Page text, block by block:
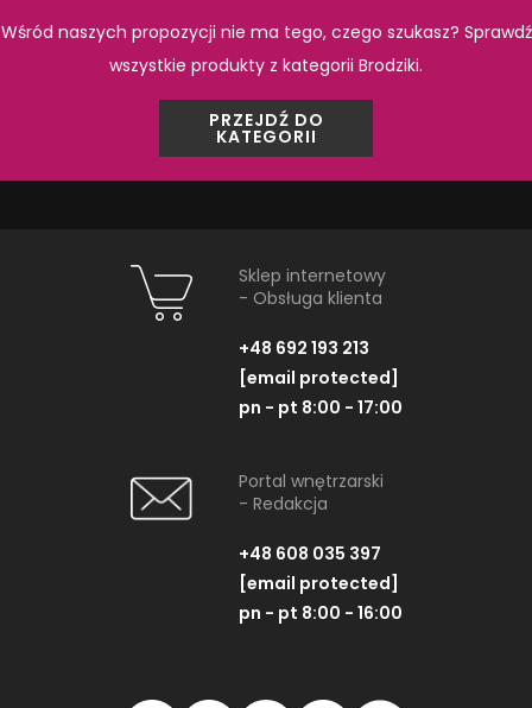
Schedpol Base (S4)
10.002/OLKB/SP
Brodzik kwadratowy, 90x90 cm,
Brodzik
Wśród naszych propozycji nie ma tego, czego szukasz? Sprawdź
wszystkie produkty z kategorii Brodziki.
PRZEJDŹ DO
KATEGORII
Sklep internetowy
- Obsługa klienta
+48 692 193 213
[email protected]
pn - pt 8:00 - 17:00
Portal wnętrzarski
- Redakcja
+48 608 035 397
[email protected]
pn - pt 8:00 - 16:00